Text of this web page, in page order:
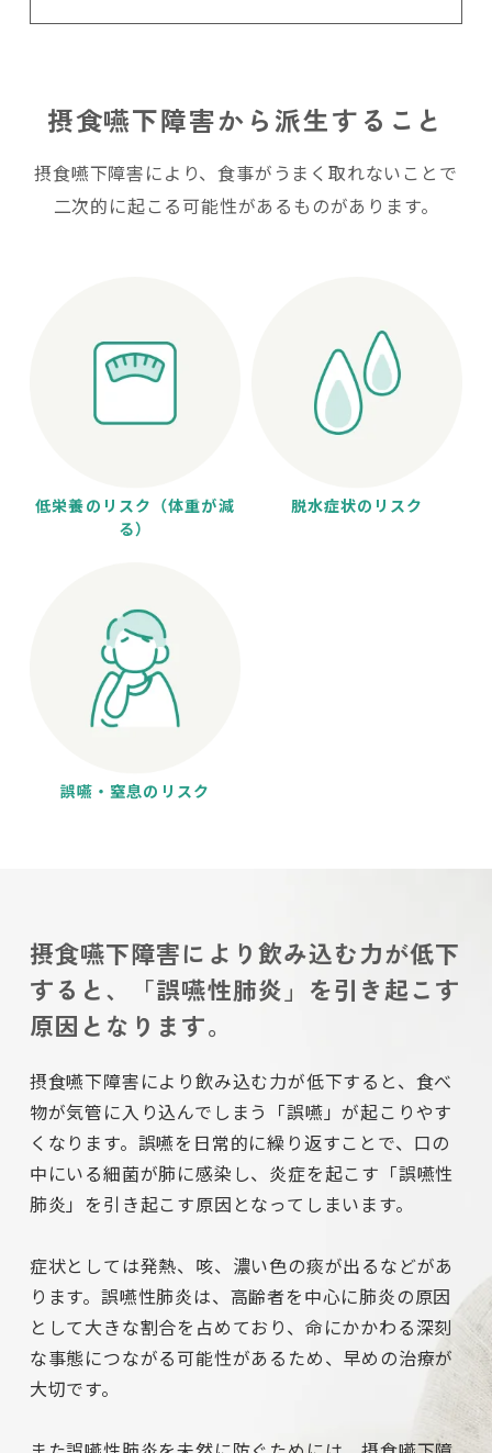
摂食嚥下障害から派生すること
摂食嚥下障害により、食事がうまく取れないことで
二次的に起こる可能性があるものがあります。
低栄養のリスク（体重が減
る）
脱水症状のリスク
誤嚥・窒息のリスク
摂食嚥下障害により飲み込む力が低下
すると、
「誤嚥性肺炎」を引き起こす
原因となります。
摂食嚥下障害により飲み込む力が低下すると、食べ
物が気管に入り込んでしまう「誤嚥」が起こりやす
くなります。誤嚥を日常的に繰り返すことで、口の
中にいる細菌が肺に感染し、炎症を起こす「誤嚥性
肺炎」を引き起こす原因となってしまいます。
症状としては発熱、咳、濃い色の痰が出るなどがあ
ります。誤嚥性肺炎は、高齢者を中心に肺炎の原因
として大きな割合を占めており、命にかかわる深刻
な事態につながる可能性があるため、早めの治療が
大切です。